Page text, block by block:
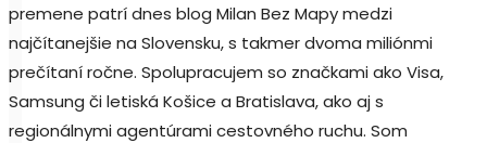
premene patrí dnes blog Milan Bez Mapy medzi
najčítanejšie na Slovensku, s takmer dvoma miliónmi
prečítaní ročne. Spolupracujem so značkami ako Visa,
Samsung či letiská Košice a Bratislava, ako aj s
regionálnymi agentúrami cestovného ruchu. Som